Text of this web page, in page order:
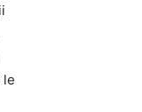
le